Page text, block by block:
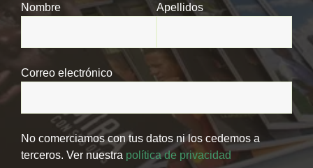
Nombre Apellidos
Correo electrónico
No comerciamos con tus datos ni los cedemos a
terceros. Ver nuestra política de privacidad